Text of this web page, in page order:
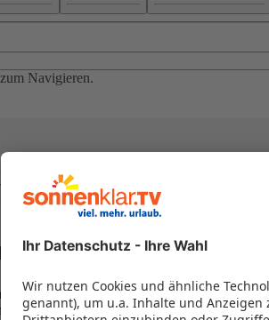
Navigieren.
Flug und Hotel in einem Paket kombiniert
erleben!